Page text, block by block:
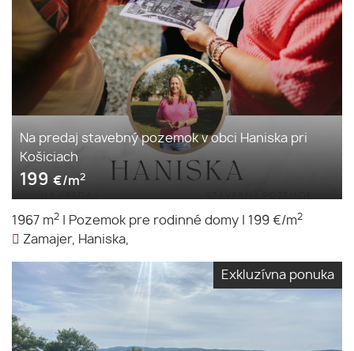
Na predaj stavebný pozemok v obci Haniska pri
Košiciach
199 €/m2
1967 m2 Pozemok pre rodinné domy 199 €/m2
Zamajer, Haniska,
Exkluzívna ponuka